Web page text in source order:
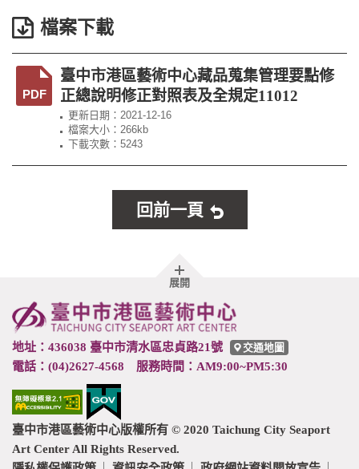
檔案下載
PDF
臺中市港區藝術中心藏品蒐集管理要點修
正總說明修正對照表及全規定11012
更新日期： 2021-12-16
檔案大小：266kb
下載次數：5243
回前一頁
展開胖
尾
地址：436038 臺中市清水區忠貞路21號 交通地圖
電話：(04)2627-4568 服務時間：AM9:00~PM5:30
臺中市港區藝術中心版權所有 © 2020 Taichung City Seaport
Art Center All Rights Reserved.